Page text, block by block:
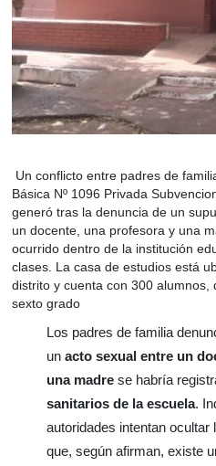
Un conflicto entre padres de
Básica Nº 1096 Privada
generó tras la denuncia de un
un docente, una profesora y una
ocurrido dentro de la institución
clases. La casa de estudios está
distrito y cuenta con 300 alumnos,
sexto grado
Los padres de familia
unacto sexual entre un
una madrese habría
sanitarios de la escuela.
autoridades intentan ocultar
que, según afirman, existe